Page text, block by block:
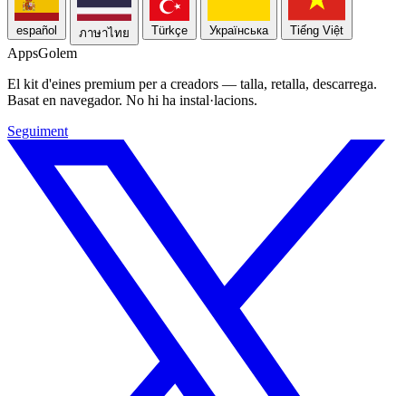
español ภาษาไทย Türkçe Українська Tiếng Việt
AppsGolem
El kit d'eines premium per a creadors — talla, retalla, descarrega.
Basat en navegador. No hi ha instal·lacions.
Seguiment